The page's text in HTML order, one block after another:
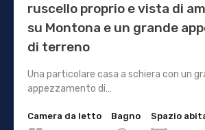
ruscello proprio e vista di
su Montona e un grande
di terreno
Una particolare casa a schiera con un
appezzamento di…
Camera da letto
Bagno
Spazio